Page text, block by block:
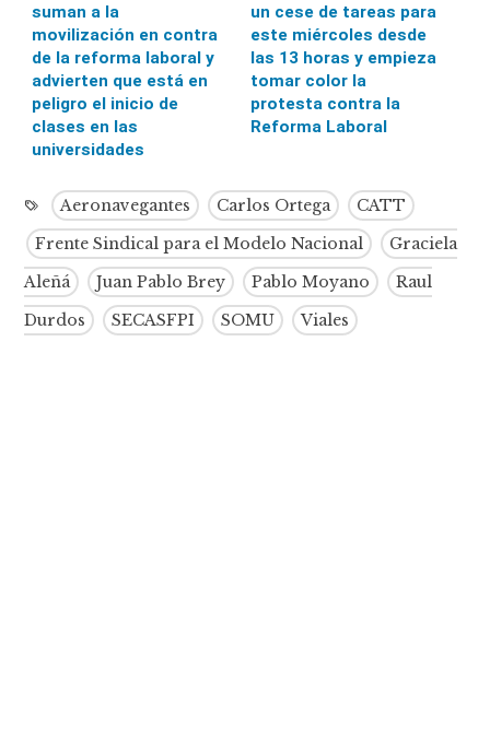
suman a la
movilización en contra
de la reforma laboral y
advierten que está en
peligro el inicio de
clases en las
universidades
un cese de tareas para
este miércoles desde
las 13 horas y empieza
tomar color la
protesta contra la
Reforma Laboral
Aeronavegantes Carlos Ortega
CATT
Frente Sindical para el Modelo Nacional
Graciela
Aleñá
Juan Pablo Brey Pablo Moyano
Raul
Durdos
SECASFPI SOMU Viales